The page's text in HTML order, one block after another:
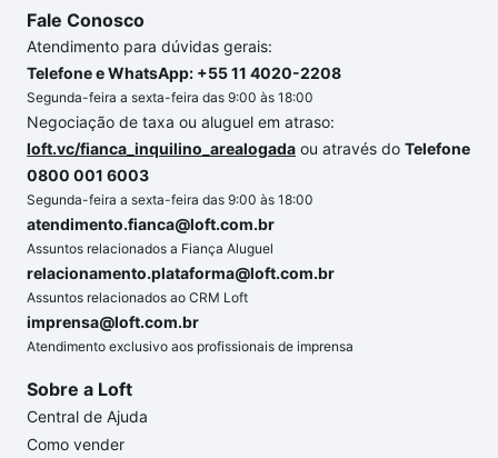
Fale Conosco
Atendimento para dúvidas gerais:
Telefone e WhatsApp: +55 11 4020-2208
Segunda-feira a sexta-feira das 9:00 às 18:00
Negociação de taxa ou aluguel em atraso:
loft.vc/fianca_inquilino_arealogada ou através do Telefone
0800 001 6003
Segunda-feira a sexta-feira das 9:00 às 18:00
atendimento.fianca@loft.com.br
Assuntos relacionados a Fiança Aluguel
relacionamento.plataforma@loft.com.br
Assuntos relacionados ao CRM Loft
imprensa@loft.com.br
Atendimento exclusivo aos profissionais de imprensa
Sobre a Loft
Central de Ajuda
Como vender